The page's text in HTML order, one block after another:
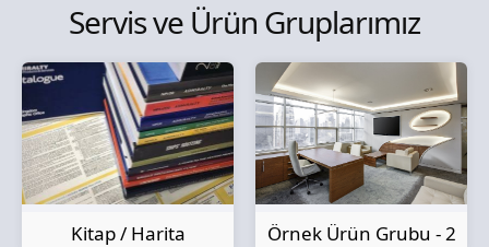
Servis ve Ürün Gruplarımız
Kitap / Harita Örnek Ürün Grubu - 2